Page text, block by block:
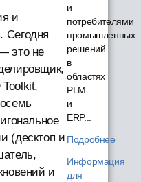
и
Сегодня
это не
(десктоп и
и
и
потребителями
промышленных
решений
в
областях
PLM
и
ERP...
Подробнее
Информация
для